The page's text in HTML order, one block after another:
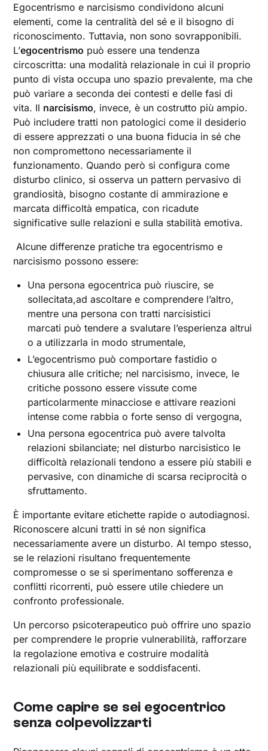
Egocentrismo e narcisismo condividono alcuni
elementi, come la centralità del sé e il bisogno di
riconoscimento. Tuttavia, non sono sovrapponibili.
L’egocentrismo può essere una tendenza
circoscritta: una modalità relazionale in cui il proprio
punto di vista occupa uno spazio prevalente, ma che
può variare a seconda dei contesti e delle fasi di
vita. Il narcisismo, invece, è un costrutto più ampio.
Può includere tratti non patologici come il desiderio
di essere apprezzati o una buona fiducia in sé che
non compromettono necessariamente il
funzionamento. Quando però si configura come
disturbo clinico, si osserva un pattern pervasivo di
grandiosità, bisogno costante di ammirazione e
marcata difficoltà empatica, con ricadute
significative sulle relazioni e sulla stabilità emotiva.
Alcune differenze pratiche tra egocentrismo e
narcisismo possono essere:
Una persona egocentrica può riuscire, se
sollecitata,ad ascoltare e comprendere l’altro,
mentre una persona con tratti narcisistici
marcati può tendere a svalutare l’esperienza altrui
o a utilizzarla in modo strumentale,
L’egocentrismo può comportare fastidio o
chiusura alle critiche; nel narcisismo, invece, le
critiche possono essere vissute come
particolarmente minacciose e attivare reazioni
intense come rabbia o forte senso di vergogna,
Una persona egocentrica può avere talvolta
relazioni sbilanciate; nel disturbo narcisistico le
difficoltà relazionali tendono a essere più stabili e
pervasive, con dinamiche di scarsa reciprocità o
sfruttamento.
È importante evitare etichette rapide o autodiagnosi.
Riconoscere alcuni tratti in sé non significa
necessariamente avere un disturbo. Al tempo stesso,
se le relazioni risultano frequentemente
compromesse o se si sperimentano sofferenza e
conflitti ricorrenti, può essere utile chiedere un
confronto professionale.
Un percorso psicoterapeutico può offrire uno spazio
per comprendere le proprie vulnerabilità, rafforzare
la regolazione emotiva e costruire modalità
relazionali più equilibrate e soddisfacenti.
Come capire se sei egocentrico
senza colpevolizzarti